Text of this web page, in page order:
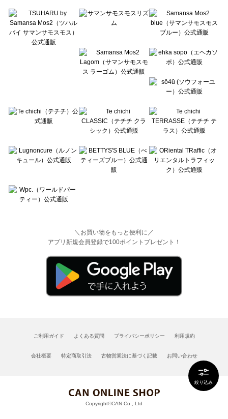
絞り込み
Lugnoncure（ルノンキュール）の一覧
BETTY'S BLUE（べティーズブルー）の一覧
Wpc.（ワールドパーティー）の一覧
＼お買い物をもっと便利に／
アプリ新規会員登録で100ポイントプレゼント！
ご利用ガイド よくある質問 プライバシーポリシー 利用規約
会社概要 特定商取引法 古物営業法に基づく記載 お問い合わせ
Copyright©CAN Co., Ltd